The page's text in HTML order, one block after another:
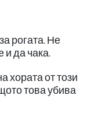
рогата. Не
и да чака.
хората от този
това убива